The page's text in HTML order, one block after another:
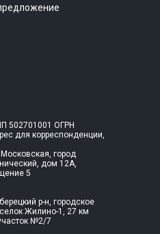
502701001 ОГРН
для корреспонденции,
город
дом 12А,
5
р-н, городское
Жилино-1, 27 км
№2/7